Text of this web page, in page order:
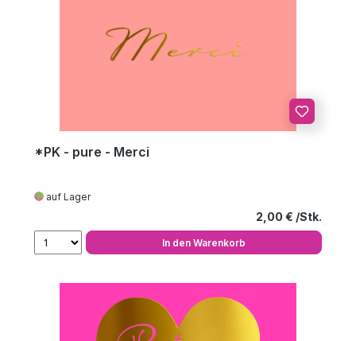
*PK - pure - Merci
auf Lager
Regulärer
2,00 €
In den Warenkorb